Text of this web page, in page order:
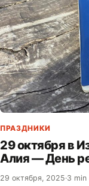
ПРАЗДНИКИ
29 октября в
Алия — День
29 октября, 2025·3 min